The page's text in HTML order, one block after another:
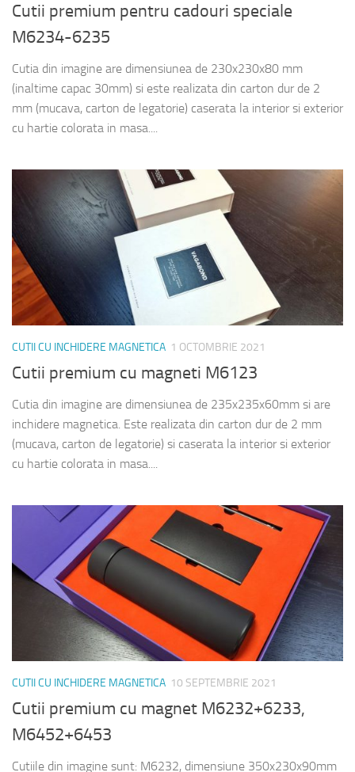
Cutii premium pentru cadouri speciale
M6234-6235
Cutia din imagine are dimensiunea de 230x230x80 mm
(inaltime capac 30mm) si este realizata din carton dur de 2
mm (mucava, carton de legatorie) caserata la interior si exterior
cu hartie colorata in masa....
CUTII CU INCHIDERE MAGNETICA 1 OCTOMBRIE 2021
Cutii premium cu magneti M6123
Cutia din imagine are dimensiunea de 235x235x60mm si are
inchidere magnetica. Este realizata din carton dur de 2 mm
(mucava, carton de legatorie) si caserata la interior si exterior
cu hartie colorata in masa....
CUTII CU INCHIDERE MAGNETICA 10 SEPTEMBRIE 2021
Cutii premium cu magnet M6232+6233,
M6452+6453
Cutiile din imagine sunt: M6232, dimensiune 350x230x90mm